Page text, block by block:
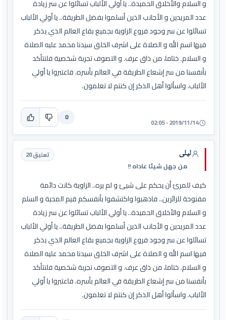
و السلام والأخلاق الحميدة.. يا أولي الألباب تسائلوا عن سر زيادة
عدد المريدين و الأجانب الذين أسلموا بفضل الطريقة.. يا أولي الألباب
تسائلوا عن سر وجود فروع الزاوية بجميع بقاع العالم الذي يذكر
فيها اسم الله و الصلاة على اشرف الخلق سيدنا محمد عليه الصلاة
و السلام. ختاما، من ذاق عرف. و التصوف تجربة شخصية فلنتأكد
بأنفسنا من سر إشعاع الطريقة في العالم بأسره. فاعتبروا يا أولي
الألباب. واسألوا أهل الذكر إن كنتم لا تعلمون.
2019/11/14 - 02:05
0
ليلى
من جهل شيئا عاداه !!
تعليق 20
كيف للمرئ أن يحكم على شيئ و لم يره.. الزاوية كانت دائمة
مفتوحة للزائرين.. فاذهبوا واكتشفوا بأنفسكم قيم المحبة و السلم
و السلام والأخلاق الحميدة.. يا أولي الألباب تسائلوا عن سر زيادة
عدد المريدين و الأجانب الذين أسلموا بفضل الطريقة.. يا أولي الألباب
تسائلوا عن سر وجود فروع الزاوية بجميع بقاع العالم الذي يذكر
فيها اسم الله و الصلاة على اشرف الخلق سيدنا محمد عليه الصلاة
و السلام. ختاما، من ذاق عرف. و التصوف تجربة شخصية فلنتأكد
بأنفسنا من سر إشعاع الطريقة في العالم بأسره. فاعتبروا يا أولي
الألباب. واسألوا أهل الذكر إن كنتم لا تعلمون.